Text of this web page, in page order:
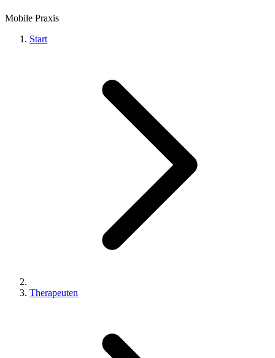
Mobile Praxis
Start
Therapeuten